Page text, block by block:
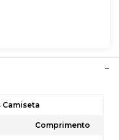
Comprimento